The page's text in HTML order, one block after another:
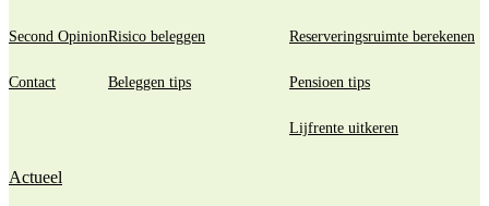
Second Opinion
Contact
Risico beleggen
Beleggen tips
Reserveringsruimte berekenen
Pensioen tips
Lijfrente uitkeren
Actueel